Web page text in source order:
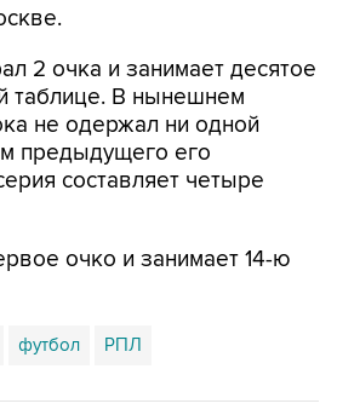
2 очка и занимает десятое
таблице. В нынешнем
не одержал ни одной
предыдущего его
составляет четыре
очко и занимает 14-ю
футбол РПЛ